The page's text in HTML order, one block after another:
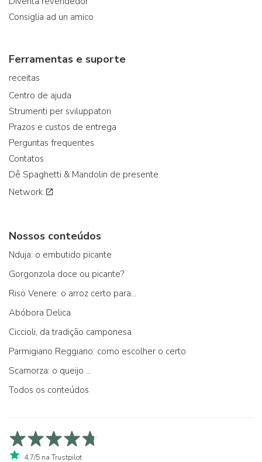
Consiglia ad un amico
Ferramentas e suporte
receitas
Centro de ajuda
Strumenti per sviluppatori
Prazos e custos de entrega
Perguntas frequentes
Contatos
Dê Spaghetti & Mandolin de presente
Network
Nossos conteúdos
Nduja: o embutido picante
Gorgonzola doce ou picante?
Riso Venere: o arroz certo para...
Abóbora Delica
Ciccioli, da tradição camponesa
Parmigiano Reggiano: como escolher o certo
Scamorza: o queijo ...
Todos os conteúdos
4,7/5 na Trustpilot